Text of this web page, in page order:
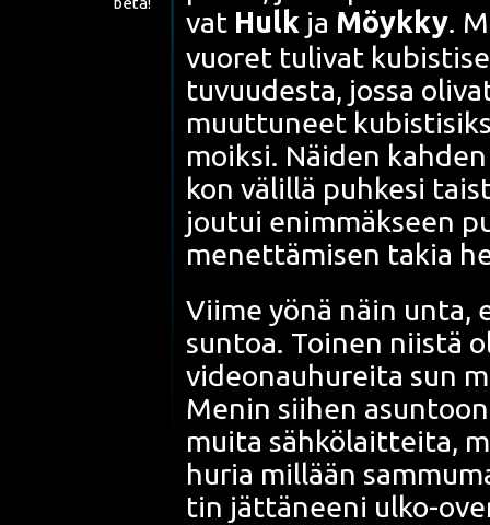
vat Hulk ja Möyk­ky.
vuo­ret tuli­vat
tu­vuu­des­ta, jos­sa
muut­tu­neet
moik­si. Näi­den
kon välil­lä puh­ke­si
jou­tui enim­mäk­seen
menet­tä­mi­sen takia
Vii­me yönä näin
sun­toa. Toi­nen niis­tä
video­nau­hu­rei­ta sun
Menin sii­hen
mui­ta säh­kö­lait­tei­ta,
hu­ria mil­lään
tin jät­tä­nee­ni ulko-